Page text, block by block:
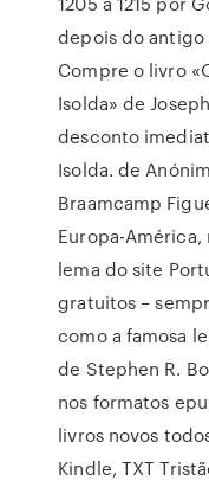
depois do antigo
Compre o livro
Isolda» de
desconto
Isolda. de
Braamcamp
Europa-América,
lema do site
gratuitos –
como a famosa
de Stephen R.
nos formatos
livros novos
Kindle, TXT